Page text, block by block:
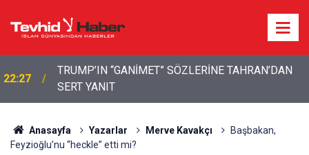
22:13 İbrahimî Bir Seda: Uluslararası Filistin Konvoyu
Anasayfa Yazarlar Merve Kavakçı
Başbakan,
Feyzioğlu’nu “heckle” etti mi?